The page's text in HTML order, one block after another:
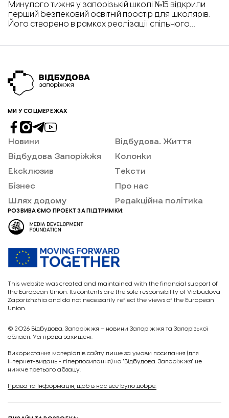
Минулого тижня у запорізькій школі №15 відкрили
перший безпековий освітній простір для школярів.
Його створено в рамках реалізації спільного
ЮА» за фінансової підтримки Уряду Японії. Так, діти
сучасний кабінет, оснащений ноутбуками та іншою
технікою в умовах дистанційного навчання. […]
МИ У СОЦМЕРЕЖАХ
Новини
Відбудова Запоріжжя
Ексклюзив
Бізнес
Шлях додому
Відбудова. Життя
Колонки
Тексти
Про нас
Редакційна політика
РОЗВИВАЄМО ПРОЕКТ ЗА ПІДТРИМКИ:
This website was created and maintained with the financial support of
the European Union. Its contents are the sole responsibility of Vidbudova
Zaporizhzhia and do not necessarily reflect the views of the European
Union.
© 2026 Відбудова. Запоріжжя – новини Запоріжжя та Запорізької
області. Усі права захищені.
Викориcтання матеріалів сайту лише за умови посилання (для
інтернет-видань - гіперпосилання) на "Відбудова. Запоріжжя" не
нижче третього абзацу.
Права та Інформація, щоб в нас все було добре.